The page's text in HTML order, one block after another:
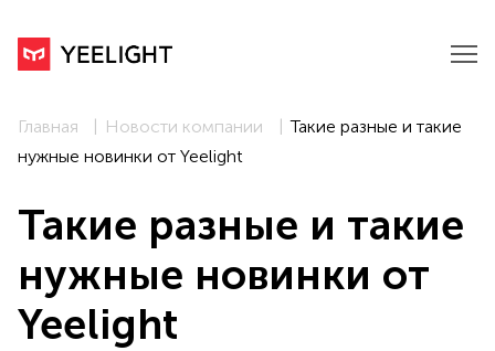
Главная Новости компании
Такие разные и такие
нужные новинки от Yeelight
Такие разные и такие
нужные новинки от
Yeelight